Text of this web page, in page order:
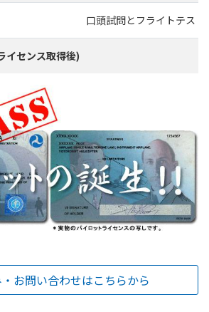
口頭試問とフライトテスト
イセンス取得後)
お問い合わせはこちらから